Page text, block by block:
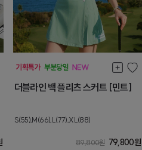
더블라인 백 플리츠 스커트 [민트]
S(55),M(66),L(77),XL(88)
89,800원 79,800원